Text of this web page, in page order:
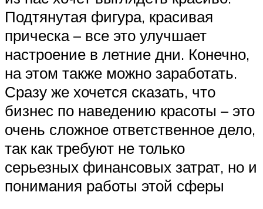
Подтянутая фигура, красивая
прическа – все это улучшает
настроение в летние дни. Конечно,
на этом также можно заработать.
Сразу же хочется сказать, что
бизнес по наведению красоты – это
очень сложное ответственное дело,
так как требуют не только
серьезных финансовых затрат, но и
понимания работы этой сферы